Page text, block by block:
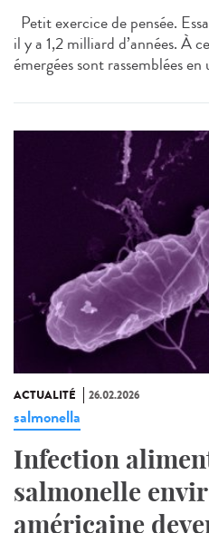
Petit exercice de pensée.
il y a 1,2 milliard d’années. À
émergées sont rassemblées en
ACTUALITÉ 26.02.2026
salmonella
Infection
salmonelle
américaine